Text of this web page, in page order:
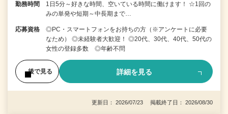
勤務時間
1日5分～好きな時間、空いている時間に働けます！ ☆1回の
みの単発や短期～中長期まで…
応募資格
◎PC・スマートフォンをお持ちの方（※アンケートに必要
なため） ◎未経験者大歓迎！ ◎20代、30代、40代、50代の
女性の登録多数 ◎年齢不問
後で見る 詳細を見る
更新日： 2026/07/23 掲載終了日： 2026/08/30